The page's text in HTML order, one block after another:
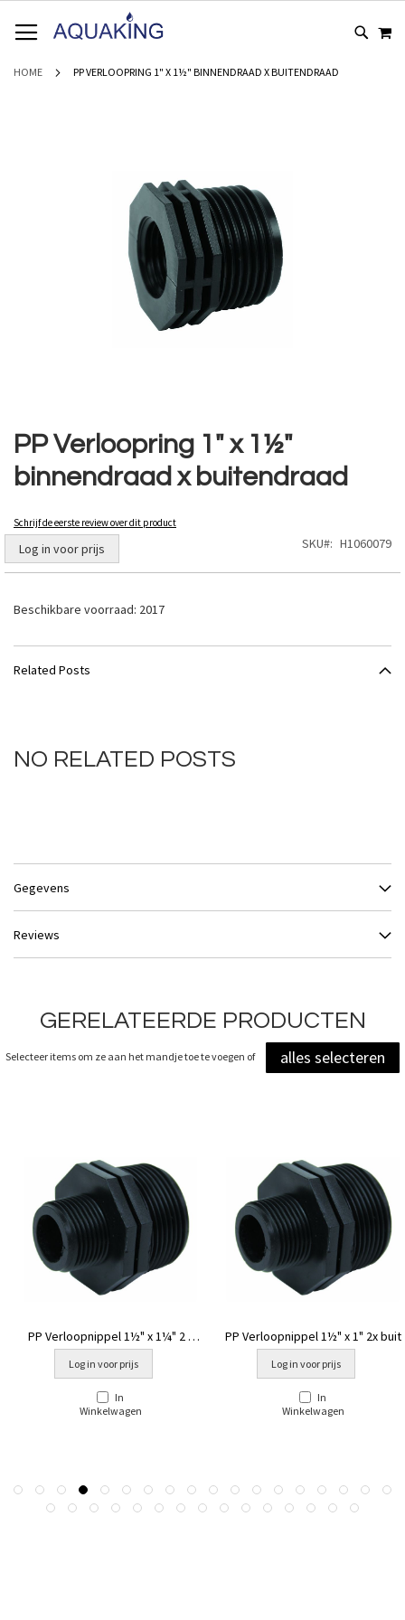
NAAR
DE
HOME PP VERLOOPRING 1" X 1½" BINNENDRAAD X BUITENDRAAD
PP Verloopring 1" x 1½"
binnendraad x buitendraad
Schrijf de eerste review over dit product
Log in voor prijs SKU H1060079
Beschikbare voorraad: 2017
naar
het
begin
van
afbeeldingen-
gallerij
Related Posts
NO RELATED POSTS
Gegevens
Reviews
GERELATEERDE PRODUCTEN
Selecteer items om ze aan het mandje toe te voegen of alles selecteren
PP Verloopnippel 1½" x 1¼" 2 x
buitendraad
Log in voor prijs
In
Winkelwagen
PP Verloopnippel 1½" x 1" 2x buit
Log in voor prijs
In
Winkelwagen